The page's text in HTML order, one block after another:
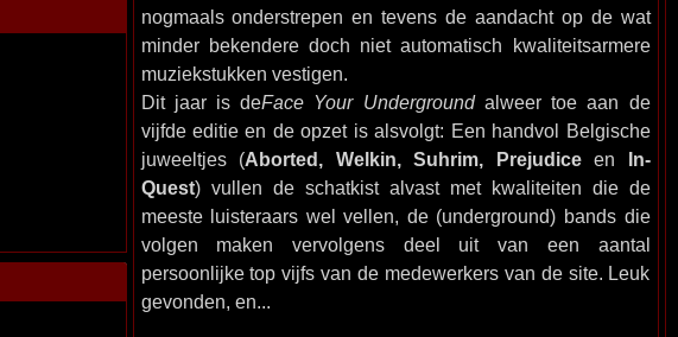
nogmaals onderstrepen en tevens de aandacht op de wat
minder bekendere doch niet automatisch kwaliteitsarmere
muziekstukken vestigen.
Dit jaar is deFace Your Undergroundalweer toe aan de
vijfde editie en de opzet is alsvolgt: Een handvol Belgische
juweeltjes (Aborted, Welkin, Suhrim, Prejudiceen In-
Quest) vullen de schatkist alvast met kwaliteiten die de
meeste luisteraars wel vellen, de (underground) bands die
volgen maken vervolgens deel uit van een aantal
persoonlijke top vijfs van de medewerkers van de site. Leuk
gevonden, en...